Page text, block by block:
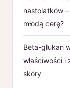
nastolatków
młodą cerę?
Beta-glukan
właściwości
skóry